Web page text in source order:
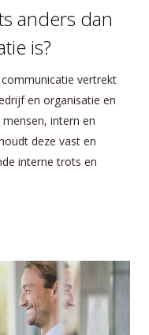
anders dan
is?
vertrekt
en organisatie en
intern en
deze vast en
interne trots en